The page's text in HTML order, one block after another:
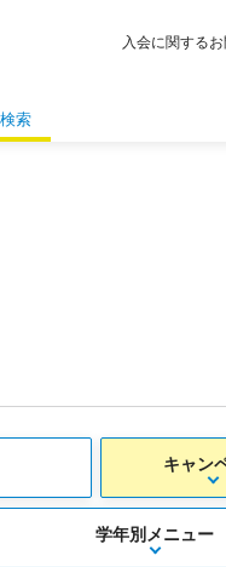
入会に関する
索
キャン
学年別メニュー